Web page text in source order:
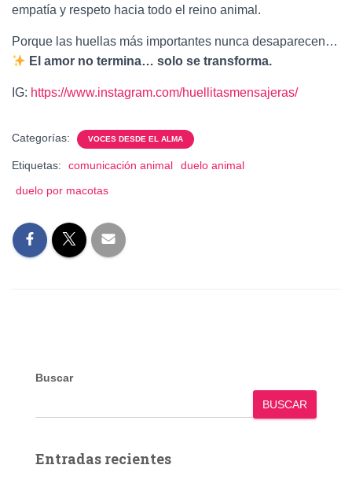
empatía y respeto hacia todo el reino animal.
Porque las huellas más importantes nunca desaparecen…
El amor no termina… solo se transforma.
IG: https://www.instagram.com/huellitasmensajeras/
Categorías: VOCES DESDE EL ALMA
Etiquetas: comunicación animal
duelo animal
duelo por macotas
Buscar
BUSCAR
Entradas recientes